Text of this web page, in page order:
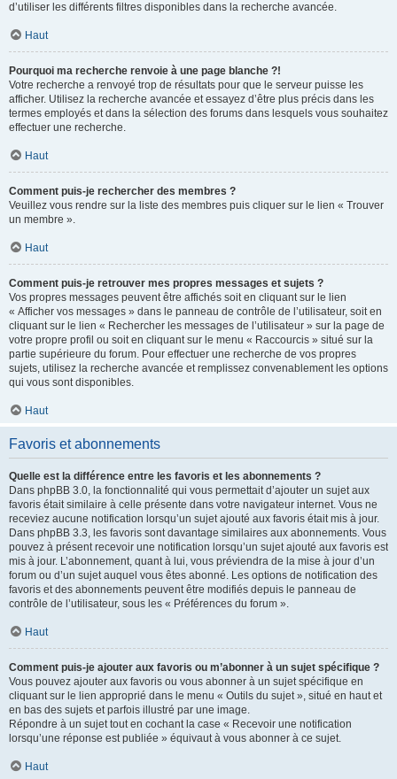
d’utiliser les différents filtres disponibles dans la recherche avancée.
Haut
Pourquoi ma recherche renvoie à une page blanche ?!
Votre recherche a renvoyé trop de résultats pour que le serveur puisse les
afficher. Utilisez la recherche avancée et essayez d’être plus précis dans les
termes employés et dans la sélection des forums dans lesquels vous souhaitez
effectuer une recherche.
Haut
Comment puis-je rechercher des membres ?
Veuillez vous rendre sur la liste des membres puis cliquer sur le lien « Trouver
un membre ».
Haut
Comment puis-je retrouver mes propres messages et sujets ?
Vos propres messages peuvent être affichés soit en cliquant sur le lien
« Afficher vos messages » dans le panneau de contrôle de l’utilisateur, soit en
cliquant sur le lien « Rechercher les messages de l’utilisateur » sur la page de
votre propre profil ou soit en cliquant sur le menu « Raccourcis » situé sur la
partie supérieure du forum. Pour effectuer une recherche de vos propres
sujets, utilisez la recherche avancée et remplissez convenablement les options
qui vous sont disponibles.
Haut
Favoris et abonnements
Quelle est la différence entre les favoris et les abonnements ?
Dans phpBB 3.0, la fonctionnalité qui vous permettait d’ajouter un sujet aux
favoris était similaire à celle présente dans votre navigateur internet. Vous ne
receviez aucune notification lorsqu’un sujet ajouté aux favoris était mis à jour.
Dans phpBB 3.3, les favoris sont davantage similaires aux abonnements. Vous
pouvez à présent recevoir une notification lorsqu’un sujet ajouté aux favoris est
mis à jour. L’abonnement, quant à lui, vous préviendra de la mise à jour d’un
forum ou d’un sujet auquel vous êtes abonné. Les options de notification des
favoris et des abonnements peuvent être modifiés depuis le panneau de
contrôle de l’utilisateur, sous les « Préférences du forum ».
Haut
Comment puis-je ajouter aux favoris ou m’abonner à un sujet spécifique ?
Vous pouvez ajouter aux favoris ou vous abonner à un sujet spécifique en
cliquant sur le lien approprié dans le menu « Outils du sujet », situé en haut et
en bas des sujets et parfois illustré par une image.
Répondre à un sujet tout en cochant la case « Recevoir une notification
lorsqu’une réponse est publiée » équivaut à vous abonner à ce sujet.
Haut